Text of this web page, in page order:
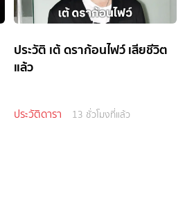
ประวัติ เต้ ดราก้อนไฟว์ เสียชีวิต
แล้ว
ประวัติดารา 13 ชั่วโมงที่แล้ว